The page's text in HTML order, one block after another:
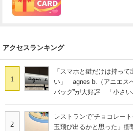
アクセスランキング
1
「スマホと鍵だけは持っ
い」 agnes b.（アニエス
バッグ”が大好評 「小さい
2
レストランで“チョコレー
玉飛び出るかと思った」衝